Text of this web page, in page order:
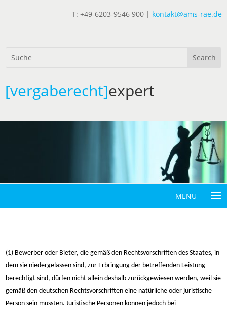
T: +49-6203-9546 900 | kontakt@ams-rae.de
[vergaberecht]expert
(1) Bewerber oder Bieter, die gemäß den Rechtsvorschriften des Staates, in
dem sie niedergelassen sind, zur Erbringung der betreffenden Leistung
berechtigt sind, dürfen nicht allein deshalb zurückgewiesen werden, weil sie
gemäß den deutschen Rechtsvorschriften eine natürliche oder juristische
Person sein müssten. Juristische Personen können jedoch bei